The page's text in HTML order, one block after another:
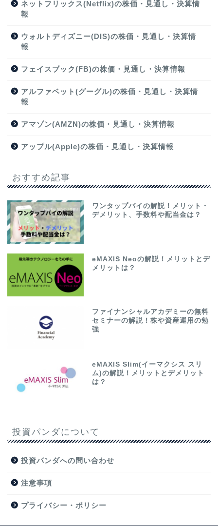
ネットフリックス(Netflix)の株価・見通し・決算情
報
ウォルトディズニー(DIS)の株価・見通し・決算情
報
フェイスブック(FB)の株価・見通し・決算情報
アルファベット(グーグル)の株価・見通し・決算情
報
アマゾン(AMZN)の株価・見通し・決算情報
アップル(Apple)の株価・見通し・決算情報
おすすめ記事
ワンタップバイの解説！メリット・
デメリット、手数料や配当金は？
eMAXIS Neoの解説！メリットとデ
メリットは？
ファイナンシャルアカデミーの無料
セミナーの解説！株や資産運用の勉
強
eMAXIS Slim(イーマクシス スリ
ム)の解説！メリットとデメリット
は？
投資パンダについて
投資パンダへの問い合わせ
注意事項
プライバシー・ポリシー